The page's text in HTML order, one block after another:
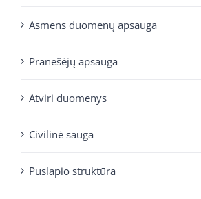
Asmens duomenų apsauga
Pranešėjų apsauga
Atviri duomenys
Civilinė sauga
Puslapio struktūra